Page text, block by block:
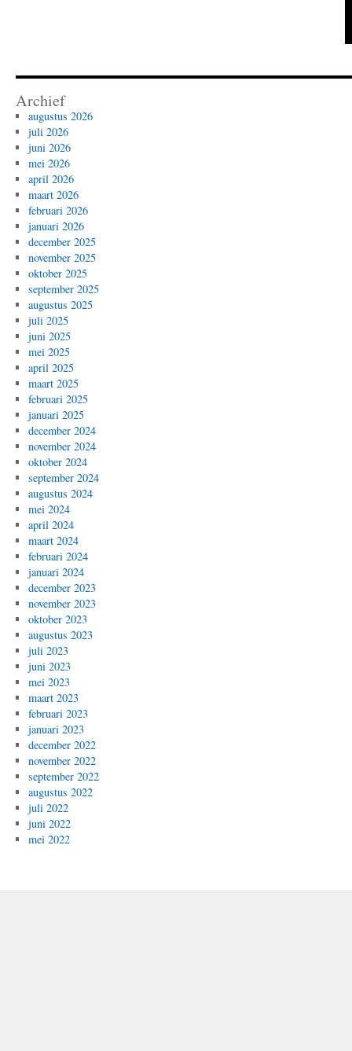
Archief
augustus 2026
juli 2026
juni 2026
mei 2026
april 2026
maart 2026
februari 2026
januari 2026
december 2025
november 2025
oktober 2025
september 2025
augustus 2025
juli 2025
juni 2025
mei 2025
april 2025
maart 2025
februari 2025
januari 2025
december 2024
november 2024
oktober 2024
september 2024
augustus 2024
mei 2024
april 2024
maart 2024
februari 2024
januari 2024
december 2023
november 2023
oktober 2023
augustus 2023
juli 2023
juni 2023
mei 2023
maart 2023
februari 2023
januari 2023
december 2022
november 2022
september 2022
augustus 2022
juli 2022
juni 2022
mei 2022